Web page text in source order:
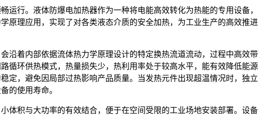
行。液体防爆电加热器作为一种将电能高效转化为热能的专用设备，
原理应用，实现了对各类液态介质的安全加热，为工业生产的高效推进
沿着内部依据流体热力学原理设计的特定换热流道流动，过程中高效带
循环供热模式，热量损失少，热利用率处于较高水平，能有效降低能源
定，避免因局部过热影响产品质量。当发热元件出现超温情况时，独立
的使用寿命。
体积与大功率的有效结合，便于在空间受限的工业场地安装部署。设备